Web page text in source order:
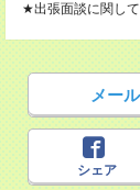
★出張面談に関して
メール
シェア